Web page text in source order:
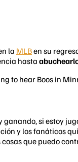
la MLBen su
hasta
to hear Boos in
si estoy
y los fanáticos
que puedo